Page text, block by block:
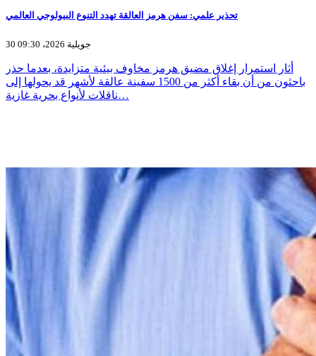
تحذير علمي: سفن هرمز العالقة تهدد التنوع البيولوجي العالمي
30 جويلية 2026، 09:30
أثار استمرار إغلاق مضيق هرمز مخاوف بيئية متزايدة، بعدما حذر
باحثون من أن بقاء أكثر من 1500 سفينة عالقة لأشهر قد يحولها إلى
ناقلات لأنواع بحرية غازية…